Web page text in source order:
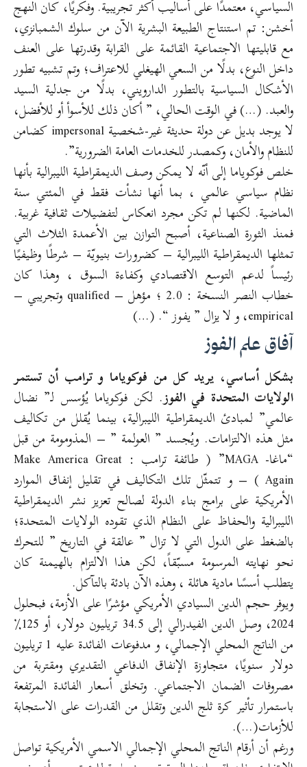
السياسي، معتمدًا على أساليب أكثر تجريبية. وفكريًا، كان النهج
أخشن: تم استنتاج الطبيعة البشرية الآن من سلوك الشمبانزي،
مع قابليتها الاجتماعية القائمة على القرابة وقدرتها على العنف
داخل النوع، بدلًا من السعي الهيغلي للاعتراف؛ وتم تشبيه تطور
الأشكال السياسية بالتطور الدارويني، بدلًا من جدلية السيد
والعبد. (…) في الوقت الحالي، ” أكان ذلك للأسوأ أو للأفضل،
لا يوجد بديل عن دولة حديثة غير-شخصية impersonal كضامن
للنظام والأمان، وكمصدر للخدمات العامة الضرورية”.
خلص فوكوياما إلى أنّه لا يمكن وصف الديمقراطية الليبرالية بأنها
نظام سياسي عالمي ، بما أنها نشأت فقط في المئتي سنة
الماضية. لكنها لم تكن مجرد انعكاس لتفضيلات ثقافية غربية.
فمنذ الثورة الصناعية، أصبح التوازن بين الأعمدة الثلاث التي
تمثلها الديمقراطية الليبرالية – كضرورات بنيويّة – شرطًا وظيفيًا
رئيساً لدعم التوسع الاقتصادي وكفاءة السوق ، وهذا كان
خطاب النصر النسخة : 2.0 ؛ مؤهل – qualified وتجريبي –
empirical، و لا يزال ” يفوز “. (…)
آفاق علم الفوز
بشكل أساسي، يريد كل من فوكوياما و ترامب أن تستمر
الولايات المتحدة في الفوز. لكن فوكوياما يُؤسس لـ” نضال
عالمي” لمبادئ الديمقراطية الليبرالية، بينما يُقلل من تكاليف
مثل هذه الالتزامات. ويُجسد ” العولمة ” – المذومومة من قبل
“ماغا- MAGA” ( طائفة ترامب : Make America Great
Again ) – و تتمثّل تلك التكاليف في تقليل إنفاق الموارد
الأمريكية على برامج بناء الدولة لصالح تعزيز نشر الديمقراطية
الليبرالية والحفاظ على النظام الذي تقوده الولايات المتحدة؛
بالضغط على الدول التي لا تزال ” عالقة في التاريخ ” للتحرك
نحو نهايته المرسومة مسبّقاً، لكن هذا الالتزام بالهيمنة كان
يتطلب أسسًا مادية هائلة ، وهذه الآن بادئة بالتآكل.
ويوفر حجم الدين السيادي الأمريكي مؤشرًا على الأزمة، فبحلول
2024، وصل الدين الفيدرالي إلى 34.5 تريليون دولار، أو 125٪
من الناتج المحلي الإجمالي، و مدفوعات الفائدة عليه 1 تريليون
دولار سنويًا، متجاوزة الإنفاق الدفاعي التقديري ومقتربة من
مصروفات الضمان الاجتماعي. وتخلق أسعار الفائدة المرتفعة
باستمرار تأثير كرة ثلج الدين وتقلل من القدرات على الاستجابة
للأزمات(…).
ورغم أن أرقام الناتج المحلي الإجمالي الاسمي الأمريكية تواصل